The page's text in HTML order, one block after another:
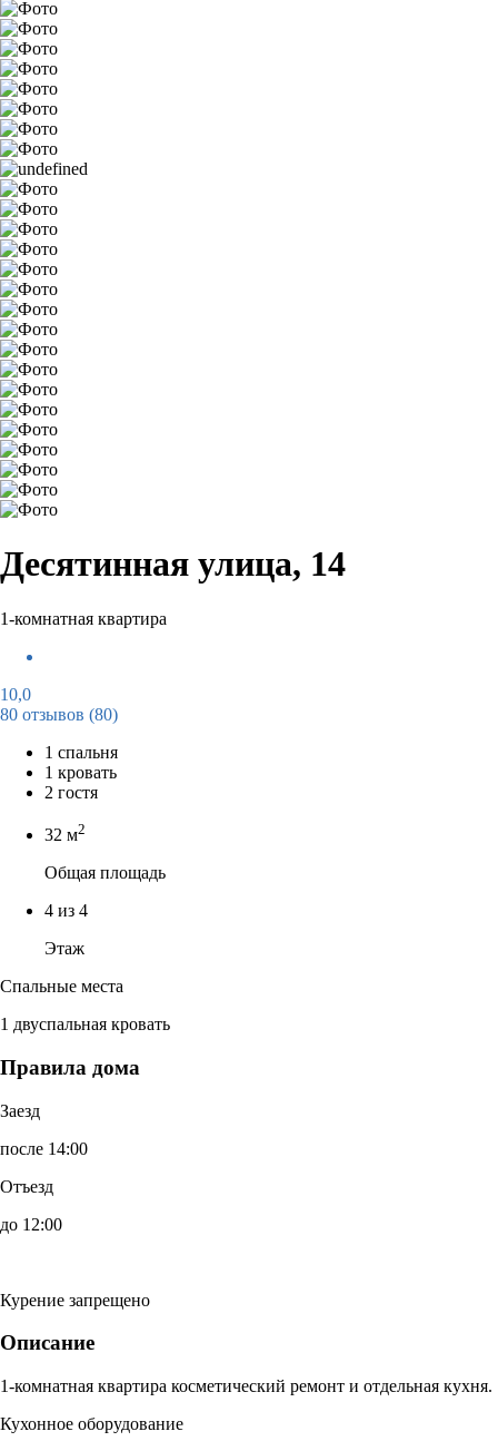
Десятинная улица, 14
1-комнатная квартира
10,0
80 отзывов (80)
1 спальня
1 кровать
2 гостя
32 м2
Общая площадь
4 из 4
Этаж
Спальные места
1 двуспальная кровать
Правила дома
Заезд
после 14:00
Отъезд
до 12:00
Курение запрещено
Описание
1-комнатная квартира косметический ремонт и отдельная кухня.
Кухонное оборудование